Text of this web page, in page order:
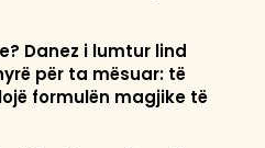
Danez i lumtur lind
për ta mësuar: të
formulën magjike të